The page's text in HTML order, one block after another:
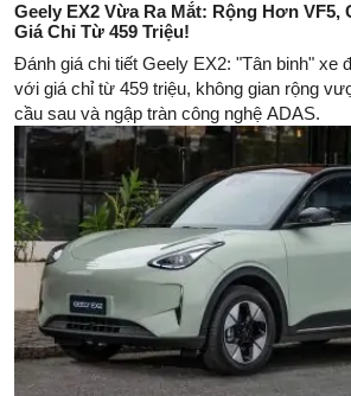
Geely EX2 Vừa Ra Mắt: Rộng Hơn VF5,
Giá Chỉ Từ 459 Triệu!
Đánh giá chi tiết Geely EX2: "Tân binh" xe
với giá chỉ từ 459 triệu, không gian rộng
cầu sau và ngập tràn công nghệ ADAS.